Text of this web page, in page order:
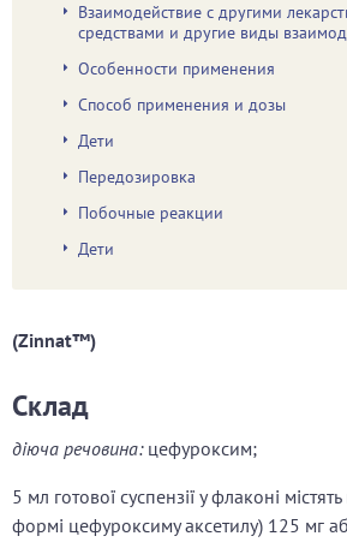
Взаимодействие с другими
средствами и другие виды
Особенности применения
Способ применения и дозы
Дети
Передозировка
Побочные реакции
Дети
(Zinnat™)
Склад
діюча речовина:цефуроксим;
5 мл готової суспензії у флаконі
формі цефуроксиму аксетилу) 125 мг